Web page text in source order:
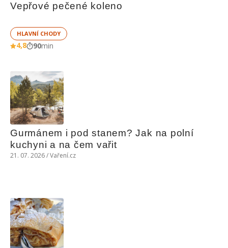
Vepřové pečené koleno
HLAVNÍ CHODY
4,8 90min
Gurmánem i pod stanem? Jak na polní
kuchyni a na čem vařit
21. 07. 2026 / Vaření.cz